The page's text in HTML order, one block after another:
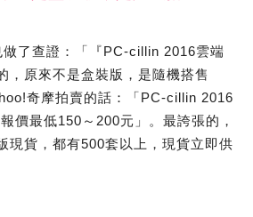
了查證：「『PC-cillin 2016雲端
，原來不是盒裝版，是隨機搭售
奇摩拍賣的話：「PC-cillin 2016
價最低150～200元」。最誇張的，
現貨，都有500套以上，現貨立即供